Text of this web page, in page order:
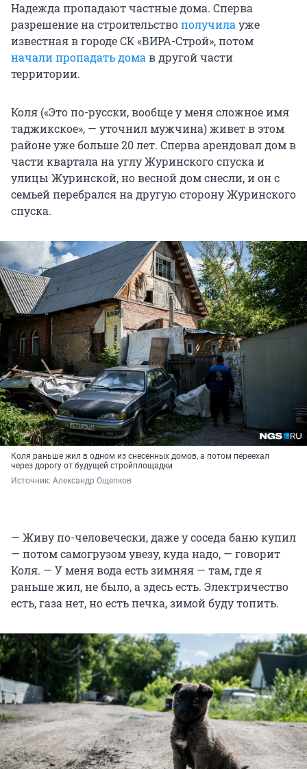
Надежда пропадают частные дома. Сперва
разрешение на строительствополучила уже
известная в городе СК «ВИРА-Строй», потом
начали пропадать дома в другой части
территории.
Коля («Это по-русски, вообще у меня сложное имя
таджикское», — уточнил мужчина) живет в этом
районе уже больше 20 лет. Сперва арендовал дом в
части квартала на углу Журинского спуска и
улицы Журинской, но весной дом снесли, и он с
семьей перебрался на другую сторону Журинского
спуска.
Коля раньше жил в одном из снесенных домов, а потом переехал
через дорогу от будущей стройплощадки
Источник: Александр Ощепков
— Живу по-человечески, даже у соседа баню купил
— потом самогрузом увезу, куда надо, — говорит
Коля. — У меня вода есть зимняя — там, где я
раньше жил, не было, а здесь есть. Электричество
есть, газа нет, но есть печка, зимой буду топить.